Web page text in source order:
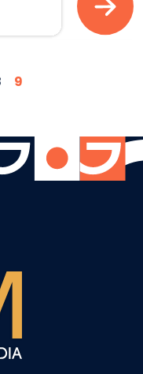
9